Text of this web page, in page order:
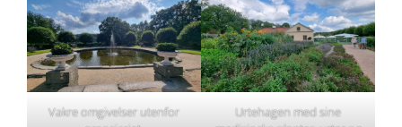
Vakre omgivelser utenfor
Urtehagen med sine